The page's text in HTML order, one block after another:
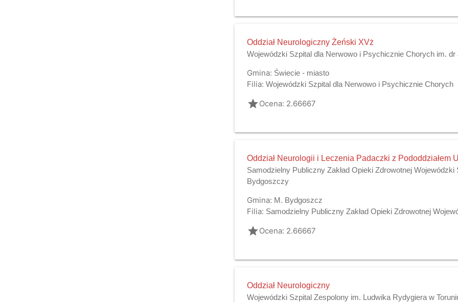
Oddział Neurologiczny Żeński XVż
Wojewódzki Szpital dla Nerwowo i Psychicznie Chorych im.
Gmina: Świecie - miasto
Filia: Wojewódzki Szpital dla Nerwowo i Psychicznie Chorych
gradeOcena: 2.66667
Oddział Neurologii i Leczenia Padaczki z Pododdziałem
Samodzielny Publiczny Zakład Opieki Zdrowotnej
Bydgoszczy
Gmina: M. Bydgoszcz
Filia: Samodzielny Publiczny Zakład Opieki Zdrowotnej
gradeOcena: 2.66667
Oddział Neurologiczny
Wojewódzki Szpital Zespolony im. Ludwika Rydygiera w